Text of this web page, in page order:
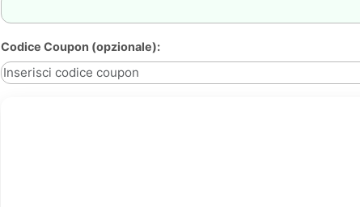
Codice Coupon (opzionale):